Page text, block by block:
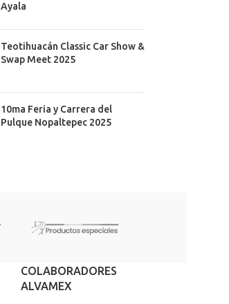
Ayala
Teotihuacán Classic Car Show &
Swap Meet 2025
10ma Feria y Carrera del
Pulque Nopaltepec 2025
COLABORADORES
ALVAMEX